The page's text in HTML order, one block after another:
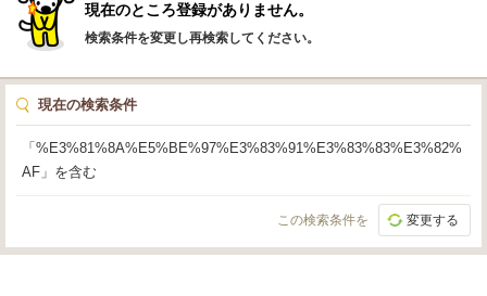
現在のところ登録がありません。
検索条件を変更し再検索してください。
現在の検索条件
「%E3%81%8A%E5%BE%97%E3%83%91%E3%83%83%E3%82%
AF」を含む
この検索条件を 変更する